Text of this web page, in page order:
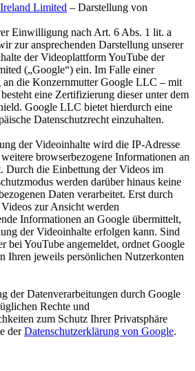
Limited – Darstellung von
Einwilligung nach Art. 6 Abs. 1 lit. a
zur ansprechenden Darstellung unserer
der Videoplattform YouTube der
(„Google“) ein. Im Falle einer
an die Konzernmutter Google LLC – mit
eine Zertifizierung dieser unter dem
Google LLC bietet hierdurch eine
Datenschutzrecht einzuhalten.
der Videoinhalte wird die IP-Adresse
browserbezogene Informationen an
Durch die Einbettung der Videos im
werden darüber hinaus keine
Daten verarbeitet. Erst durch
zur Ansicht werden
Informationen an Google übermittelt,
der Videoinhalte erfolgen kann. Sind
bei YouTube angemeldet, ordnet Google
Ihren jeweils persönlichen Nutzerkonten
der Datenverarbeitungen durch Google
Rechte und
zum Schutz Ihrer Privatsphäre
derDatenschutzerklärung von Google.